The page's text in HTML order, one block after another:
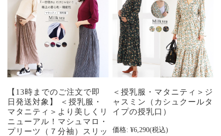
【13時までのご注文で即
日発送対象】 ＜授乳服・
マタニティ＞より美しくリ
ニューアル！マシュマロ・
プリーツ（７分袖）スリッ
＜授乳服・マタニティ＞ジ
ャスミン（カシュクールタ
イプの授乳口）
価格: ¥6,290(税込)